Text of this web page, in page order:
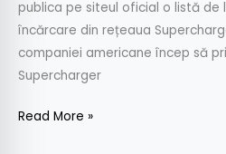
publica pe siteul oficial o listă de
încărcare din rețeaua
companiei americane încep să
Supercharger
Read More »